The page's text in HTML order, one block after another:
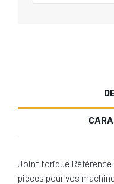
Joint torique Référence
pièces pour vos